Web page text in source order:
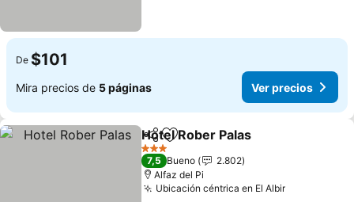
De $101
Mira precios de 5 páginas Ver precios
CompartirAgregar a favoritos
Hotel Rober Palas
3 Estrellas
7,5 Bueno
2.802
Alfaz del Pi
Ubicación céntrica en El Albir